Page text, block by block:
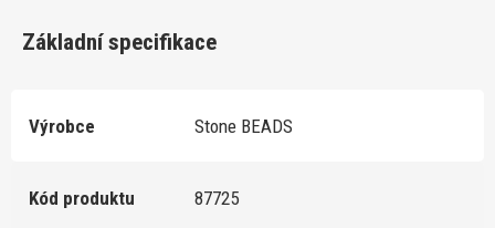
Základní specifikace
Výrobce Stone BEADS
Kód produktu 87725